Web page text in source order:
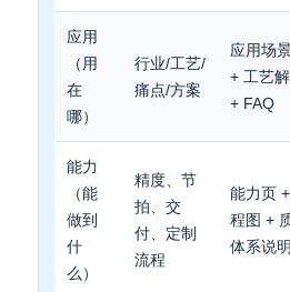
应用
（用
在
哪）
行业/工艺/
痛点/方案
应用场
+ 工艺
+ FAQ
能力
（能
做到
什
么）
精度、节
拍、交
付、定制
流程
能力页
程图 +
体系说明